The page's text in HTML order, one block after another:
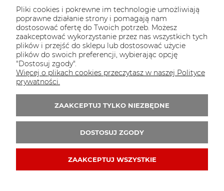
KONTAKT
Sklep PARTY WORLD
ul. M.Kopernika 13
95-015 Głowno
tel.:
42 298-76-24
Zapisz się do newslettera
Pliki cookies i pokrewne im technologie umożliwiają
poprawne działanie strony i pomagają nam
dostosować ofertę do Twoich potrzeb. Możesz
zaakceptować wykorzystanie przez nas wszystkich tych
plików i przejść do sklepu lub dostosować użycie
plików do swoich preferencji, wybierając opcję
"Dostosuj zgody".
Więcej o plikach cookies przeczytasz w naszej Polityce
prywatności.
ZAAKCEPTUJ TYLKO NIEZBĘDNE
DOSTOSUJ ZGODY
ZAAKCEPTUJ WSZYSTKIE